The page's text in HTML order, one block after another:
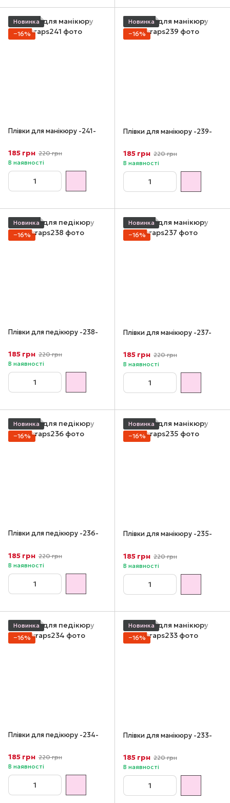
Новинка
−16%
Плівки для манікюру -241-
185 грн 220 грн
В наявності
Новинка
−16%
Плівки для манікюру -239-
185 грн 220 грн
В наявності
Новинка
−16%
Плівки для педікюру -238-
185 грн 220 грн
В наявності
Новинка
−16%
Плівки для манікюру -237-
185 грн 220 грн
В наявності
Новинка
−16%
Плівки для педікюру -236-
185 грн 220 грн
В наявності
Новинка
−16%
Плівки для манікюру -235-
185 грн 220 грн
В наявності
Новинка
−16%
Плівки для педікюру -234-
185 грн 220 грн
В наявності
Новинка
−16%
Плівки для манікюру -233-
185 грн 220 грн
В наявності